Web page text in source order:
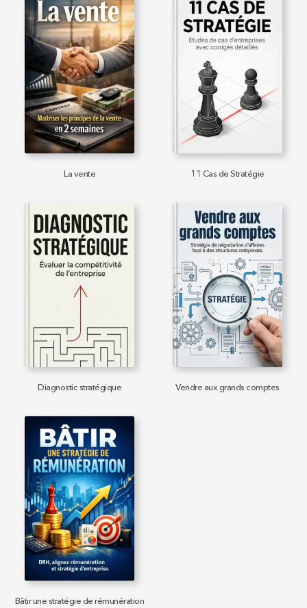
La vente 11 Cas de Stratégie
Diagnostic stratégique Vendre aux grands comptes
Bâtir une stratégie de rémunération